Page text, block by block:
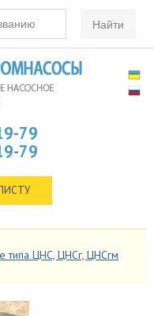
79
79
типа ЦНС, ЦНСг, ЦНСгм